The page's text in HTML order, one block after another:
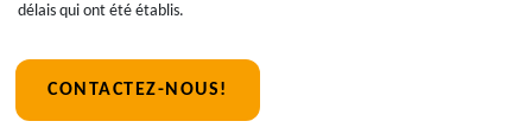
délais qui ont été établis.
CONTACTEZ-NOUS!